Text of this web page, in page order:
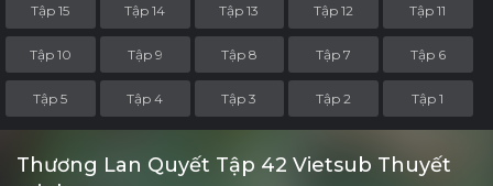
Tập 15 Tập 14 Tập 13 Tập 12 Tập 11
Tập 10 Tập 9 Tập 8 Tập 7 Tập 6
Tập 5 Tập 4 Tập 3 Tập 2 Tập 1
Thương Lan Quyết Tập 42 Vietsub Thuyết